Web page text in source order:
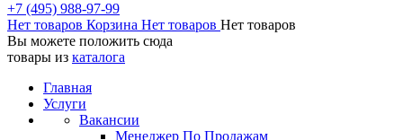
+7 (495) 988-97-99
Нет товаров Корзина Нет товаров Нет товаров
Вы можете положить сюда
товары из каталога
Главная
Услуги
Вакансии
Менеджер По Продажам